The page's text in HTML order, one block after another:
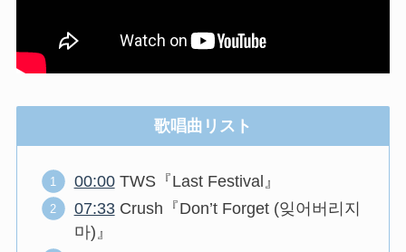
歌唱曲リスト
00:00TWS『Last Festival』
07:33Crush『Don’t Forget (잊어버리지
마)』